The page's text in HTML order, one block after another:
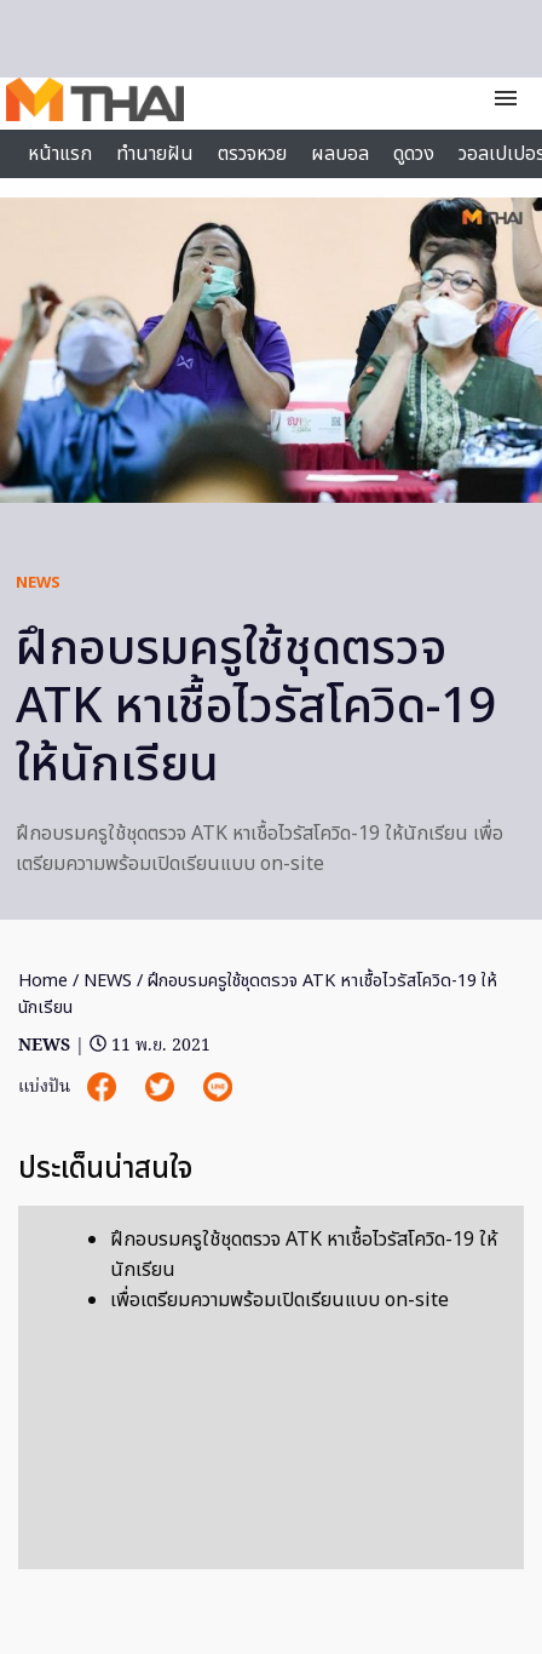
menu
หน้าแรก
ทำนายฝัน ตรวจหวย ผลบอล ดูดวง
วอลเปเป
ไลฟ์สไตล์
NEWS
ฝึกอบรมครูใช้ชุดตรวจ
ATK หาเชื้อไวรัสโควิด-19
ให้นักเรียน
ฝึกอบรมครูใช้ชุดตรวจ ATK หาเชื้อไวรัสโควิด-19 ให้นักเรียน เพื่อ
เตรียมความพร้อมเปิดเรียนแบบ on-site
Home / NEWS / ฝึกอบรมครูใช้ชุดตรวจ ATK หาเชื้อไวรัสโควิด-19 ให้
นักเรียน
NEWS |
11 พ.ย. 2021
แบ่งปัน
ประเด็นน่าสนใจ
ฝึกอบรมครูใช้ชุดตรวจ ATK หาเชื้อไวรัสโควิด-19 ให้
นักเรียน
เพื่อเตรียมความพร้อมเปิดเรียนแบบ on-site